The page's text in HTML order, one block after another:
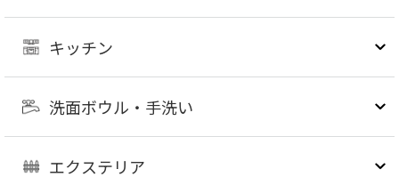
キッチン
洗面ボウル・手洗い
エクステリア